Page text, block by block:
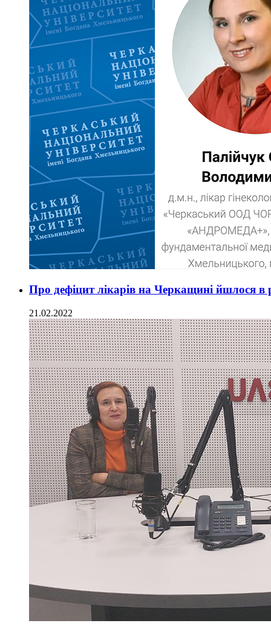
Про дефіцит лікарів на Черкащині йшлося в
21.02.2022